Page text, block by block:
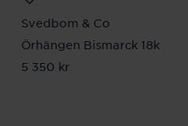
Svedbom & Co
Örhängen Bismarck 18k
Pris:5 350 kr
5 350 kr